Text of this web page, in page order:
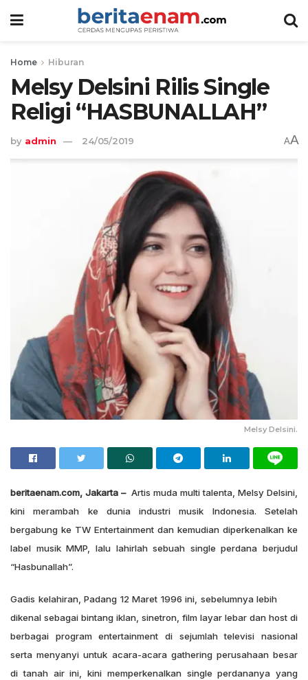
Home Hiburan
Melsy Delsini Rilis Single
Religi “HASBUNALLAH”
by admin 24/05/2019 AA
Melsy Delsini.
beritaenam.com, Jakarta – Artis muda multi talenta, Melsy Delsini,
kini merambah ke dunia industri musik Indonesia. Setelah
bergabung ke TW Entertainment dan kemudian diperkenalkan ke
label musik MMP, lalu lahirlah sebuah single perdana berjudul
“Hasbunallah”.
Gadis kelahiran, Padang 12 Maret 1996 ini, sebelumnya lebih
dikenal sebagai bintang iklan, sinetron, film layar lebar dan host di
berbagai program entertainment di sejumlah televisi nasional
serta menyanyi untuk acara-acara gathering perusahaan besar
di tanah air ini, kini memperkenalkan single perdananya yang